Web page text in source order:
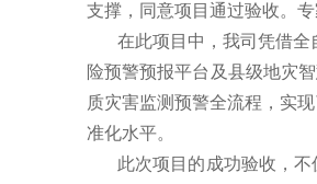
支撑，同意项目通过验收。
在此项目中，我司凭借
险预警预报平台及县级地灾
质灾害监测预警全流程，实
准化水平。
此次项目的成功验收，